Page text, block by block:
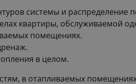
системы и распределение
квартиры, обслуживаемой
помещениях.
в целом.
в отапливаемых